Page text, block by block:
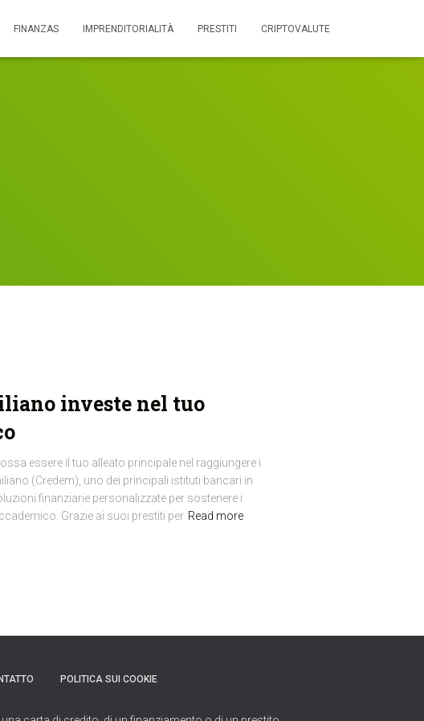
FINANZAS IMPRENDITORIALITÀ PRESTITI CRIPTOVALUTE
investe nel tuo
essere il tuo alleato principale nel raggiungere i
(Credem), uno dei principali istituti bancari in
finanziarie personalizzate per sostenere i
Grazie ai suoi prestiti per Read more
POLITICA SUI COOKIE